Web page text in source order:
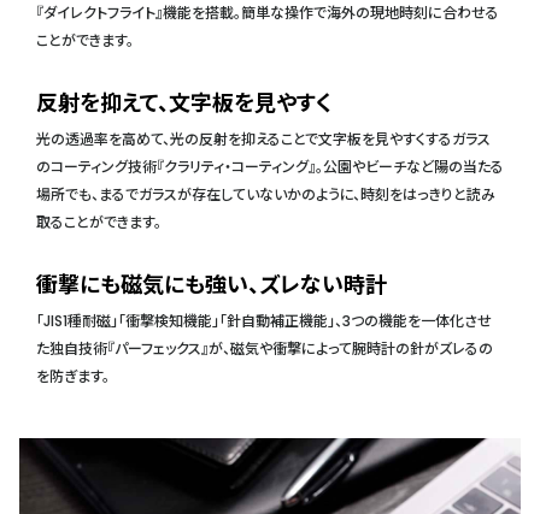
『ダイレクトフライト』機能を搭載。簡単な操作で海外の現地時刻に合わせる
ことができます。
反射を抑えて、文字板を見やすく
光の透過率を高めて、光の反射を抑えることで文字板を見やすくするガラス
のコーティング技術『クラリティ・コーティング』。公園やビーチなど陽の当たる
場所でも、まるでガラスが存在していないかのように、時刻をはっきりと読み
取ることができます。
衝撃にも磁気にも強い、ズレない時計
「JIS1種耐磁」「衝撃検知機能」「針自動補正機能」、3つの機能を一体化させ
た独自技術『パーフェックス』が、磁気や衝撃によって腕時計の針がズレるの
を防ぎます。